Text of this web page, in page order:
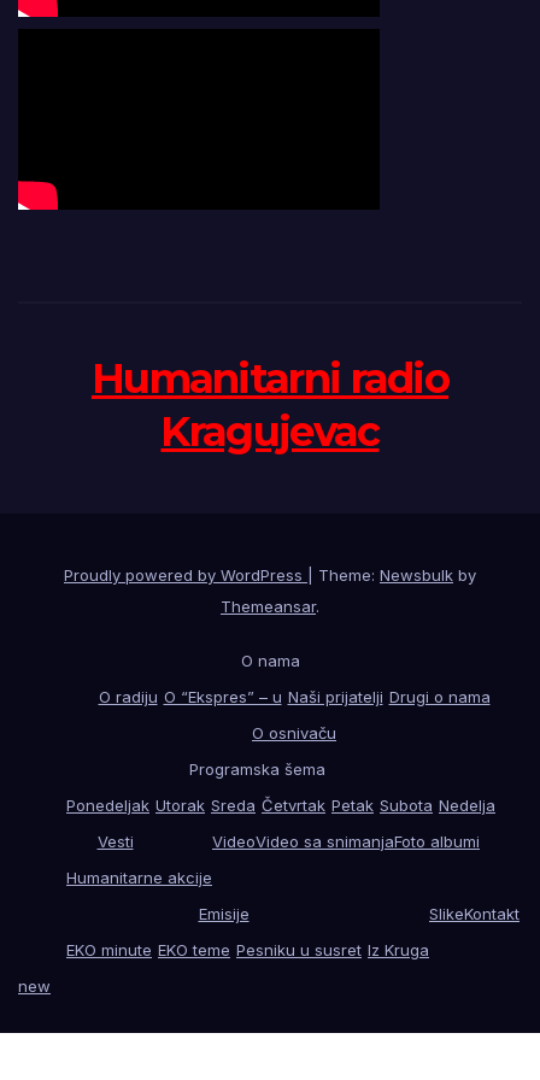
Humanitarni radio
Kragujevac
Proudly powered by WordPress Theme: Newsbulk by
Themeansar.
O nama
O radiju O “Ekspres” – u Naši prijatelji Drugi o nama
O osnivaču
Programska šema
Ponedeljak Utorak Sreda Četvrtak Petak Subota Nedelja
Vesti
Humanitarne akcije
VideoVideo sa snimanjaFoto albumi
Emisije
EKO minute EKO teme Pesniku u susret Iz Kruga
SlikeKontakt
new